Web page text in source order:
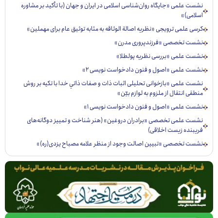
علمی «جایگاه روان‌شناسی اسلامی در ایران و جهان (با تأکید بر مشاوره
علمی ترویجی «نظریه اصالة الوثاقه به مثابه توثیق عام برای مهملین»
تخصصی «فرزندپروری مدرن»
علمی «بررسی نظریه پولطلا»
علمی «اصول و فنون دادخواست نویسی ۲»
علمی «بازخوانی تحليلی اثبات ذات و صفات ذاتي خدا با تكيه بر روش
انتقال از ملزوم به لوازم بيّن»
علمی «اصول و فنون دادخواست نویسی ۱»
علمی تخصصی «برادران دروغین» (هنر شناخت و تمییز دوگانه‌های
زیست اخلاقی)
تخصصی «تبيين اصالت وجود از منظر علامه مصباح يزدی(ره)»